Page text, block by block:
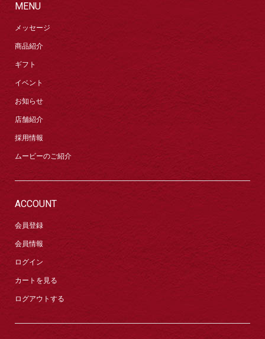
MENU
メッセージ
商品紹介
ギフト
イベント
お知らせ
店舗紹介
採用情報
ムービーのご紹介
ACCOUNT
会員登録
会員情報
ログイン
カートを見る
ログアウトする